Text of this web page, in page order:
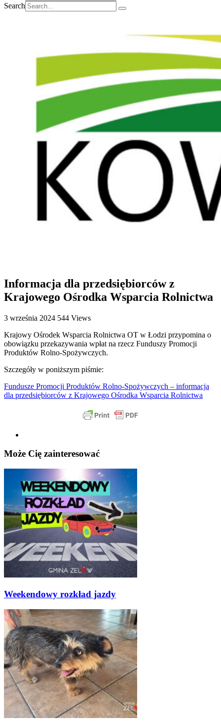
Search
Informacja dla przedsiębiorców z
Krajowego Ośrodka Wsparcia Rolnictwa
3 września 2024 544 Views
Krajowy Ośrodek Wsparcia Rolnictwa OT w Łodzi przypomina o
obowiązku przekazywania wpłat na rzecz Funduszy Promocji
Produktów Rolno-Spożywczych.
Szczegóły w poniższym piśmie:
Fundusze Promocji Produktów Rolno-Spożywczych – informacja
dla przedsiębiorców z Krajowego Ośrodka Wsparcia Rolnictwa
Może Cię zainteresować
Weekendowy rozkład jazdy